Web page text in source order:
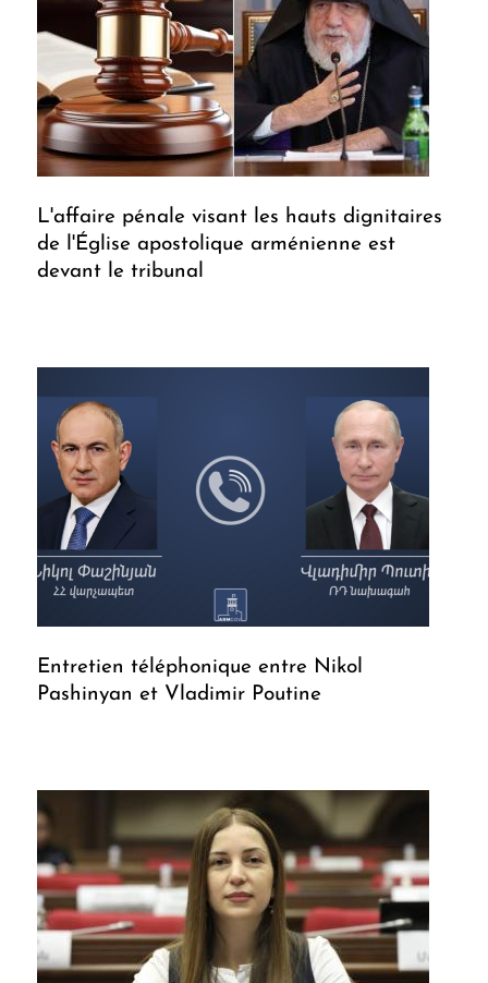
L'affaire pénale visant les hauts dignitaires
de l'Église apostolique arménienne est
devant le tribunal
Entretien téléphonique entre Nikol
Pashinyan et Vladimir Poutine